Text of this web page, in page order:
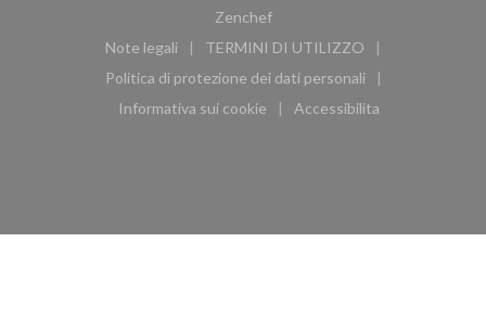
Zenchef((apre una nuova finestra))
Note legali
((apre una nuova finestra))
TERMINI DI UTILIZZO
((apre una nuova finestra))
Politica di protezione dei dati personali
((apre una nuova finestra))
Informativa sui cookie
((apre una nuova finestra))
Accessibilita